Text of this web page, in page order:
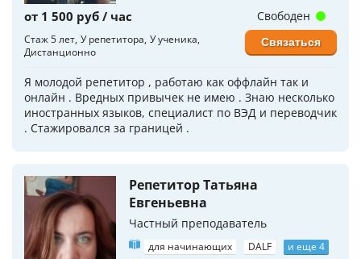
от 1 500 руб / час
Стаж 5 лет У репетитора У ученика
Дистанционно
Я молодой репетитор , работаю как оффлайн так и
онлайн . Вредных привычек не имею . Знаю несколько
иностранных языков, специалист по ВЭД и переводчик
. Стажировался за границей .
Свободен
Связаться
Репетитор Татьяна
Евгеньевна
Частный преподаватель
для начинающих DALF
и еще 4